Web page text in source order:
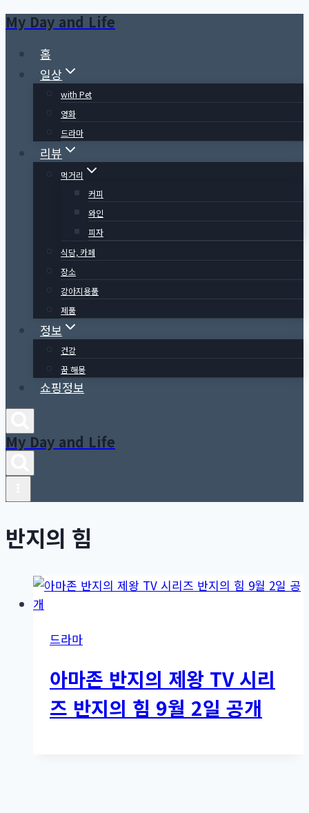
Skip
content
My Day and Life
홈
일상
with Pet
영화
드라마
리뷰
먹거리
커피
와인
피자
식당, 카페
장소
강아지용품
제품
정보
건강
꿈 해몽
쇼핑정보
My Day and Life
반지의 힘
드라마
아마존 반지의 제왕 TV 시리
즈 반지의 힘 9월 2일 공개